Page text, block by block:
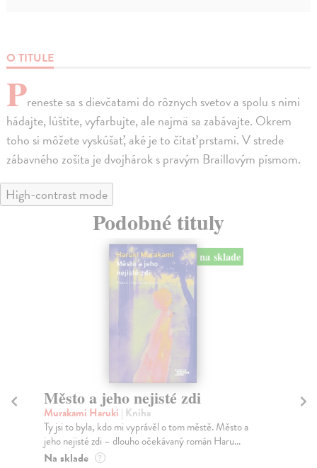
O TITULE
Preneste sa s dievčatami do rôznych svetov a spolu s nimi
hádajte, lúštite, vyfarbujte, ale najmä sa zabávajte. Okrem
toho si môžete vyskúšať, aké je to čítať prstami. V strede
zábavného zošita je dvojhárok s pravým Braillovým písmom.
High-contrast mode
Podobné tituly
na sklade
Město a jeho nejisté zdi
Murakami Haruki | Kniha
Ty jsi to byla, kdo mi vyprávěl o tom městě. Město a
jeho nejisté zdi – dlouho očekávaný román Haru...
Na sklade ?